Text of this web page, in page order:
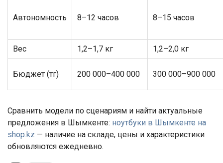
Автономность 8–12 часов 8–15 часов
Вес 1,2–1,7 кг 1,2–2,0 кг
Бюджет (тг) 200 000–400 000 300 000–900 000
Сравнить модели по сценариям и найти актуальные
предложения в Шымкенте: ноутбуки в Шымкенте на
shop.kz — наличие на складе, цены и характеристики
обновляются ежедневно.